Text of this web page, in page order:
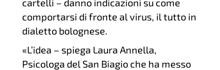
cartelli – danno indicazioni su come
comportarsi di fronte al virus, il tutto in
dialetto bolognese.
«L’idea – spiega Laura Annella,
Psicologa del San Biagio che ha messo